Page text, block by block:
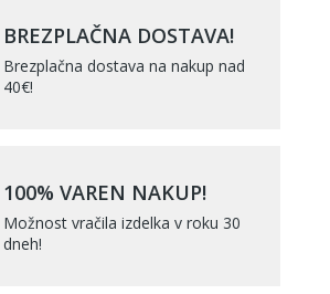
BREZPLAČNA DOSTAVA!
Brezplačna dostava na nakup nad
40€!
100% VAREN NAKUP!
Možnost vračila izdelka v roku 30
dneh!